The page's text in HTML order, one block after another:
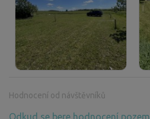
Hodnocení od návštěvníků
Odkud se bere hodnocení